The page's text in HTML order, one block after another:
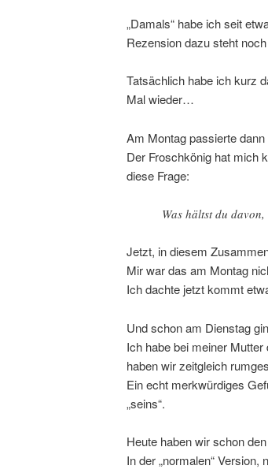
„Damals“ habe ich seit
Rezension dazu steht
Tatsächlich habe ich kurz
Mal wieder…
Am Montag passierte
Der Froschkönig hat mich
diese Frage:
Was hältst du
Jetzt, in diesem
Mir war das am Montag
Ich dachte jetzt kommt
Und schon am Dienstag
Ich habe bei meiner
haben wir zeitgleich
Ein echt merkwürdiges
„seins“.
Heute haben wir schon
In der „normalen“